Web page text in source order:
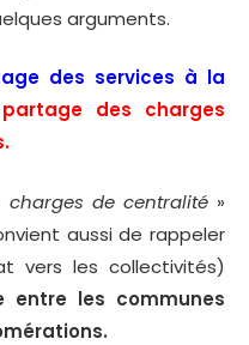
arguments.
des services à la
partage des charges
charges de centralité »
aussi de rappeler
vers les collectivités)
les communes